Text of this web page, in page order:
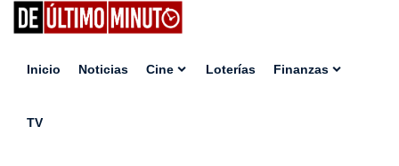
Inicio Noticias Cine Loterías Finanzas
TV